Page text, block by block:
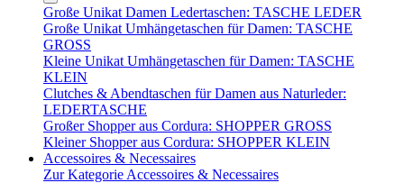
Große Unikat Damen Ledertaschen: TASCHE LEDER
Große Unikat Umhängetaschen für Damen: TASCHE
GROSS
Kleine Unikat Umhängetaschen für Damen: TASCHE
KLEIN
Clutches & Abendtaschen für Damen aus Naturleder:
LEDERTASCHE
Großer Shopper aus Cordura: SHOPPER GROSS
Kleiner Shopper aus Cordura: SHOPPER KLEIN
Accessoires & Necessaires
Zur Kategorie Accessoires & Necessaires